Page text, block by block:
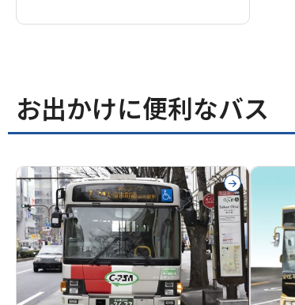
お出かけに便利なバス